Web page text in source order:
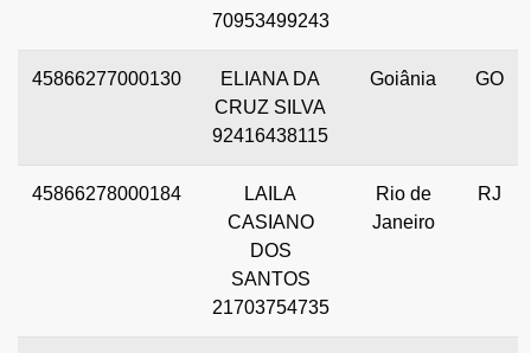
70953499243
45866277000130
ELIANA DA
CRUZ SILVA
92416438115
Goiânia GO
45866278000184
LAILA
CASIANO
DOS
SANTOS
21703754735
Rio de
Janeiro
RJ